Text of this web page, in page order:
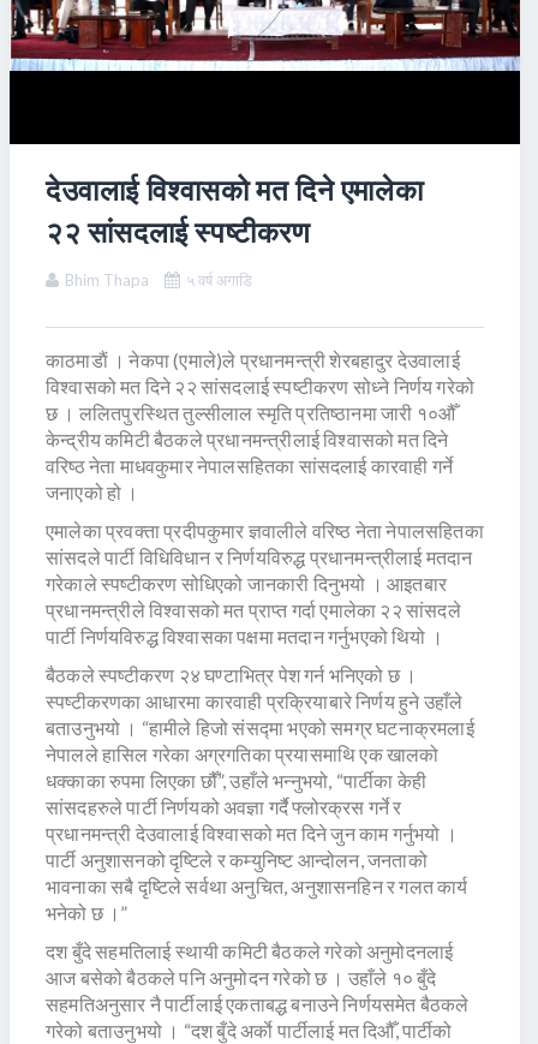
देउवालाई विश्वासको मत दिने एमालेका
२२ सांसदलाई स्पष्टीकरण
Bhim Thapa ५ वर्ष अगाडि
काठमाडाैं । नेकपा (एमाले)ले प्रधानमन्त्री शेरबहादुर देउवालाई
विश्वासको मत दिने २२ सांसदलाई स्पष्टीकरण सोध्ने निर्णय गरेको
छ । ललितपुरस्थित तुल्सीलाल स्मृति प्रतिष्ठानमा जारी १०औँ
केन्द्रीय कमिटी बैठकले प्रधानमन्त्रीलाई विश्वासको मत दिने
वरिष्ठ नेता माधवकुमार नेपालसहितका सांसदलाई कारवाही गर्ने
जनाएको हो ।
एमालेका प्रवक्ता प्रदीपकुमार ज्ञवालीले वरिष्ठ नेता नेपालसहितका
सांसदले पार्टी विधिविधान र निर्णयविरुद्ध प्रधानमन्त्रीलाई मतदान
गरेकाले स्पष्टीकरण सोधिएको जानकारी दिनुभयो । आइतबार
प्रधानमन्त्रीले विश्वासको मत प्राप्त गर्दा एमालेका २२ सांसदले
पार्टी निर्णयविरुद्ध विश्वासका पक्षमा मतदान गर्नुभएको थियो ।
बैठकले स्पष्टीकरण २४ घण्टाभित्र पेश गर्न भनिएको छ ।
स्पष्टीकरणका आधारमा कारवाही प्रक्रियाबारे निर्णय हुने उहाँले
बताउनुभयो । “हामीले हिजो संसद्मा भएको समग्र घटनाक्रमलाई
नेपालले हासिल गरेका अग्रगतिका प्रयासमाथि एक खालको
धक्काका रुपमा लिएका छौँ”, उहाँले भन्नुभयो, “पार्टीका केही
सांसदहरुले पार्टी निर्णयको अवज्ञा गर्दै फ्लोरक्रस गर्ने र
प्रधानमन्त्री देउवालाई विश्वासको मत दिने जुन काम गर्नुभयो ।
पार्टी अनुशासनको दृष्टिले र कम्युनिष्ट आन्दोलन, जनताको
भावनाका सबै दृष्टिले सर्वथा अनुचित, अनुशासनहिन र गलत कार्य
भनेको छ ।”
दश बुँदे सहमतिलाई स्थायी कमिटी बैठकले गरेको अनुमोदनलाई
आज बसेको बैठकले पनि अनुमोदन गरेको छ । उहाँले १० बुँदे
सहमतिअनुसार नै पार्टीलाई एकताबद्ध बनाउने निर्णयसमेत बैठकले
गरेको बताउनुभयो । “दश बुँदे अर्काे पार्टीलाई मत दिऔँ, पार्टीको